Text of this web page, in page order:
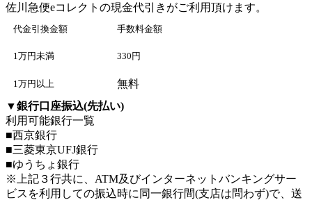
佐川急便eコレクト の現金代引きがご利用頂けます。
代金引換金額 手数料金額
1万円未満 330円
1万円以上
無料
▼銀行口座振込(先払い)
利用可能銀行一覧
■西京銀行
■三菱東京UFJ銀行
■ゆうちょ銀行
※上記３行共に、ATM及びインターネットバンキングサー
ビスを利用しての振込時に同一銀行間(支店は問わず)で、送